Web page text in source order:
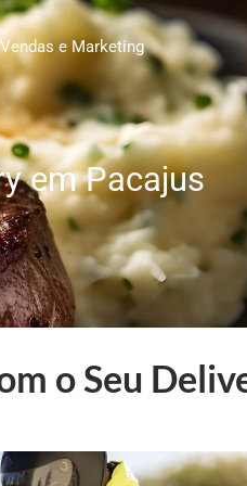
Vendas e Marketing
em Pacajus
o Seu